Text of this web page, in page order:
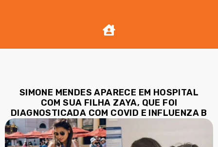
SIMONE MENDES APARECE EM HOSPITAL
COM SUA FILHA ZAYA, QUE FOI
DIAGNOSTICADA COM COVID E INFLUENZA B